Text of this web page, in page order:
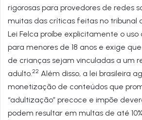
rigorosas para provedores de redes
muitas das críticas feitas no tribunal
Lei Felca proíbe explicitamente o uso
para menores de 18 anos e exige
de crianças sejam vinculadas a um
adulto.22 Além disso, a lei brasileira
monetização de conteúdos que
“adultização” precoce e impõe
podem resultar em multas de até